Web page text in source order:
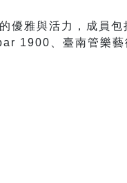
優雅與活力，成員
1900 、臺南管樂